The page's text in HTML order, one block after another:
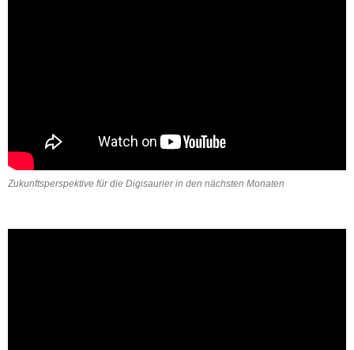
Zukunftsperspektive für die Digisaurier in den nächsten Monaten